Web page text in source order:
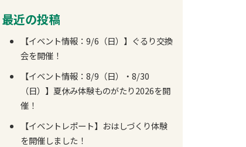
最近の投稿
【イベント情報：9/6（日）】ぐるり交換
会を開催！
【イベント情報：8/9（日）・8/30
（日）】夏休み体験ものがたり2026を開
催！
【イベントレポート】おはしづくり体験
を開催しました！